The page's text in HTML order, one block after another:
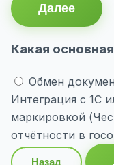
Далее
Какая
Обмен
Интеграция с 1С
маркировкой
отчётности в
Назад